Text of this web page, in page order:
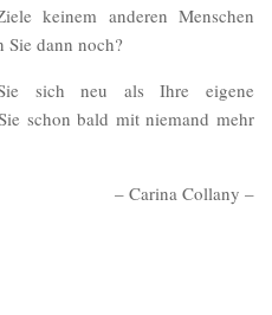
keinem anderen Menschen
Sie dann noch?
sich neu als Ihre eigene
schon bald mit niemand mehr
– Carina Collany –